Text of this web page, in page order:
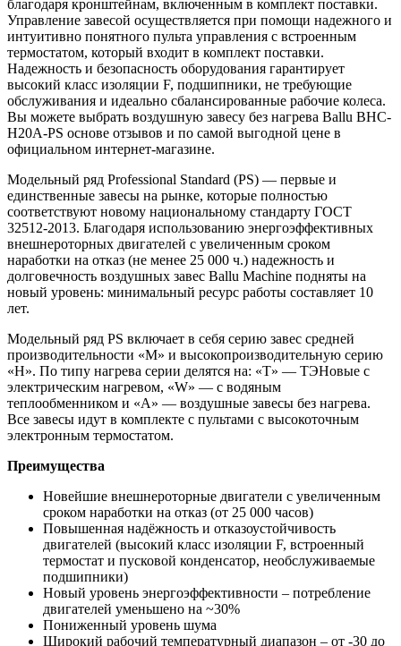
благодаря кронштейнам, включенным в комплект поставки.
Управление завесой осуществляется при помощи надежного и
интуитивно понятного пульта управления c встроенным
термостатом, который входит в комплект поставки.
Надежность и безопасность оборудования гарантирует
высокий класс изоляции F, подшипники, не требующие
обслуживания и идеально сбалансированные рабочие колеса.
Вы можете выбрать воздушную завесу без нагрева Ballu BHC-
H20A-PS основе отзывов и по самой выгодной цене в
официальном интернет-магазине.
Модельный ряд Professional Standard (PS) — первые и
единственные завесы на рынке, которые полностью
соответствуют новому национальному стандарту ГОСТ
32512-2013. Благодаря использованию энергоэффективных
внешнероторных двигателей с увеличенным сроком
наработки на отказ (не менее 25 000 ч.) надежность и
долговечность воздушных завес Ballu Machine подняты на
новый уровень: минимальный ресурс работы составляет 10
лет.
Модельный ряд PS включает в себя серию завес средней
производительности «M» и высокопроизводительную серию
«H». По типу нагрева серии делятся на: «T» — ТЭНовые с
электрическим нагревом, «W» — с водяным
теплообменником и «А» — воздушные завесы без нагрева.
Все завесы идут в комплекте с пультами с высокоточным
электронным термостатом.
Преимущества
Новейшие внешнероторные двигатели с увеличенным
сроком наработки на отказ (от 25 000 часов)
Повышенная надёжность и отказоустойчивость
двигателей (высокий класс изоляции F, встроенный
термостат и пусковой конденсатор, необслуживаемые
подшипники)
Новый уровень энергоэффективности – потребление
двигателей уменьшено на ~30%
Пониженный уровень шума
Широкий рабочий температурный диапазон – от -30 до